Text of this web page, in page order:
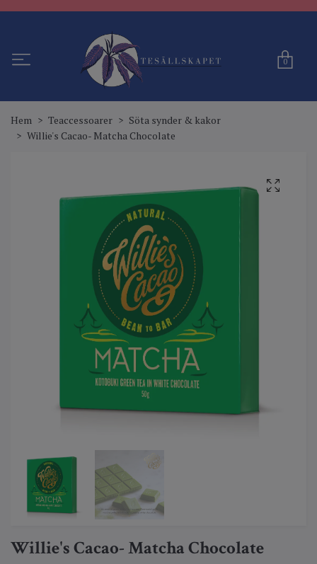
0
Hem Teaccessoarer
Söta synder & kakor
Willie's Cacao- Matcha Chocolate
Willie's Cacao- Matcha Chocolate